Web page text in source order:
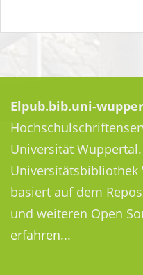
Elpub.bib.uni-
Universität
basiert auf dem
und weiteren Open
erfahren...